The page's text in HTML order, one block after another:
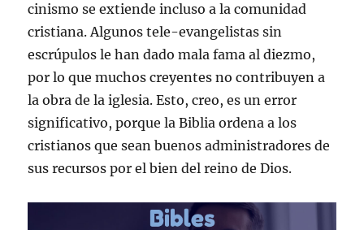
cinismo se extiende incluso a la comunidad
cristiana. Algunos tele-evangelistas sin
escrúpulos le han dado mala fama al diezmo,
por lo que muchos creyentes no contribuyen a
la obra de la iglesia. Esto, creo, es un error
significativo, porque la Biblia ordena a los
cristianos que sean buenos administradores de
sus recursos por el bien del reino de Dios.